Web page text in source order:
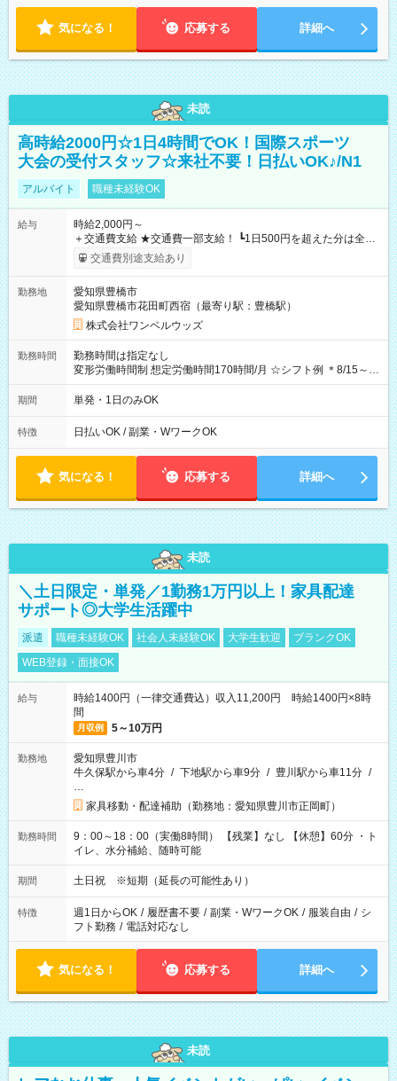
気になる！ 応募する 詳細へ
未読
高時給2000円☆1日4時間でOK！国際スポーツ
大会の受付スタッフ☆来社不要！日払いOK♪/N1
アルバイト 職種未経験OK
給与
時給2,000円～
＋交通費支給 ★交通費一部支給！ ┗1日500円を超えた分は全額
支給！ ※往復500円以内の方は自己負担となります ★日払い
OK！（規定あり） ┗働いたその日に現金GET♪ お仕事後はコン
期間なし
交通費別途支給あり
勤務地
愛知県豊橋市
愛知県豊橋市花田町西宿（最寄り駅：豊橋駅）
株式会社ワンベルウッズ
勤務時間
勤務時間は指定なし
変形労働時間制 想定労働時間170時間/月 ☆シフト例 ＊8/15～
10/26 全日共通 08：00～12：00 17：00～21：00 ＊8/31
～9/19のみ下記シフトもあります！ 12：00～16：00 ＊9/6～
00
期間 単発・1日のみOK
特徴 日払いOK / 副業・WワークOK
気になる！ 応募する 詳細へ
未読
＼土日限定・単発／1勤務1万円以上！家具配達
サポート◎大学生活躍中
派遣 職種未経験OK 社会人未経験OK 大学生歓迎
ブランクOK
WEB登録・面接OK
給与
時給1400円（一律交通費込）収入11,200円 時給1400円×8時
間
月収例 5～10万円
勤務地
愛知県豊川市
牛久保駅から車4分 / 下地駅から車9分 / 豊川駅から車11分 /
…
家具移動・配達補助（勤務地：愛知県豊川市正岡町）
勤務時間
9：00～18：00（実働8時間） 【残業】なし 【休憩】60分 ・ト
イレ、水分補給、随時可能
期間 土日祝 ※短期（延長の可能性あり）
特徴 週1日からOK / 履歴書不要 / 副業・WワークOK / 服装自由 / シ
フト勤務 / 電話対応なし
気になる！ 応募する 詳細へ
未読